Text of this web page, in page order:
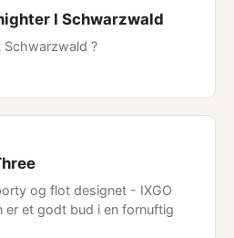
I Schwarzwald
Schwarzwald ?
og flot designet - IXGO
er et godt bud i en fornuftig